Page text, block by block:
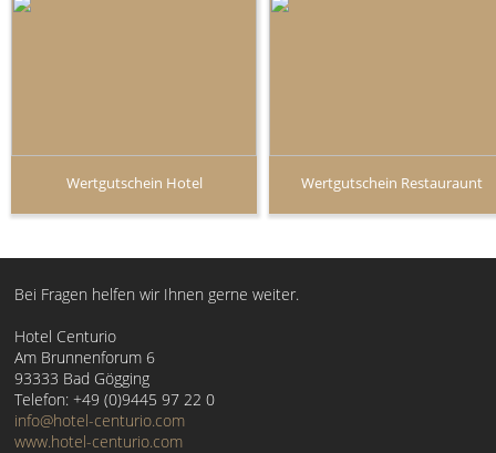
Wertgutschein Hotel Wertgutschein Restauraunt
Bei Fragen helfen wir Ihnen gerne weiter.
Hotel Centurio
Am Brunnenforum 6
93333 Bad Gögging
Telefon: +49 (0)9445 97 22 0
info@hotel-centurio.com
www.hotel-centurio.com